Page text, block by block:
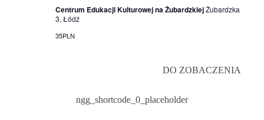
Centrum Edukacji Kulturowej na ŻubardzkiejŻubardzka
3, Łódź
35PLN
DO ZOBACZENIA
ngg_shortcode_0_placeholder